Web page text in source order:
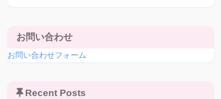
お問い合わせ
お問い合わせフォーム
Recent Posts